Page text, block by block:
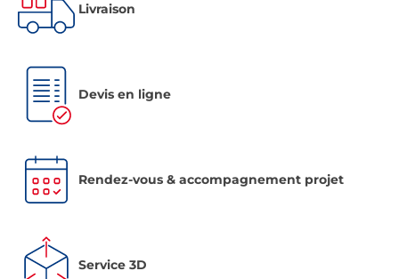
Livraison
Devis en ligne
Rendez-vous & accompagnement projet
Service 3D